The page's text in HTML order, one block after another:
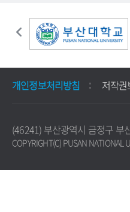
개인정보처리방침 저작
(46241) 부산광역시 금정구 부
COPYRIGHT(C) PUSAN NATIONAL